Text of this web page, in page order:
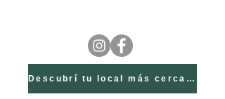
Descubrí tu local más cercano